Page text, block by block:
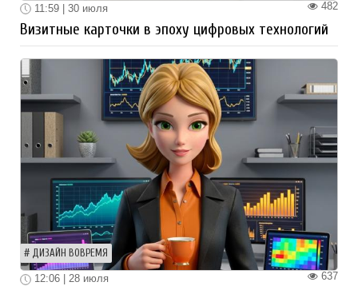
482
11:59 | 30 июля
Визитные карточки в эпоху цифровых технологий
ДИЗАЙН ВОВРЕМЯ
637
12:06 | 28 июля